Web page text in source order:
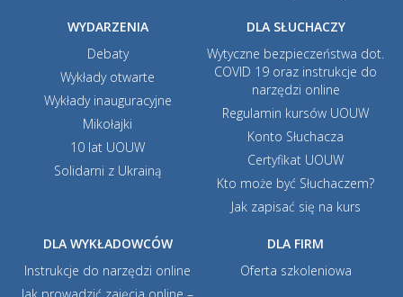
WYDARZENIA
Debaty
Wykłady otwarte
Wykłady inauguracyjne
Mikołajki
10 lat UOUW
Solidarni z Ukrainą
DLA SŁUCHACZY
Wytyczne bezpieczeństwa dot.
COVID 19 oraz instrukcje do
narzędzi online
Regulamin kursów UOUW
Konto Słuchacza
Certyfikat UOUW
Kto może być Słuchaczem?
Jak zapisać się na kurs
DLA WYKŁADOWCÓW
Instrukcje do narzędzi online
DLA FIRM
Oferta szkoleniowa